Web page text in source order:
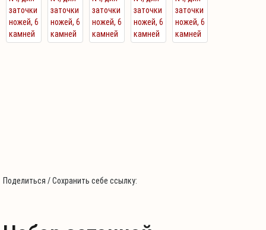
Поделиться / Сохранить себе ссылку: